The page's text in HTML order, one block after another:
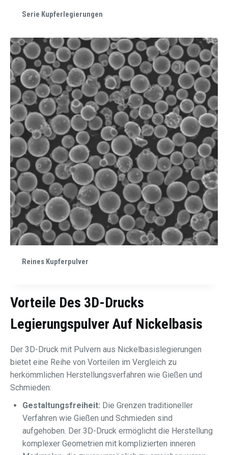
Serie Kupferlegierungen
Reines Kupferpulver
Vorteile Des 3D-Drucks
Legierungspulver Auf Nickelbasis
Der 3D-Druck mit Pulvern aus Nickelbasislegierungen
bietet eine Reihe von Vorteilen im Vergleich zu
herkömmlichen Herstellungsverfahren wie Gießen und
Schmieden:
Gestaltungsfreiheit: Die Grenzen traditioneller
Verfahren wie Gießen und Schmieden sind
aufgehoben. Der 3D-Druck ermöglicht die Herstellung
komplexer Geometrien mit komplizierten inneren